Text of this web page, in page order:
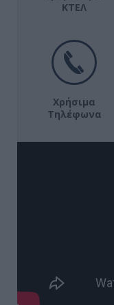
ΚΤΕΛ
Χρήσιμα
Τηλέφωνα